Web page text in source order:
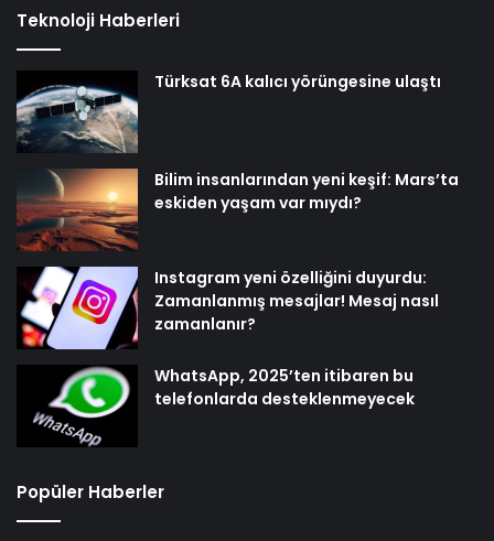
Teknoloji Haberleri
Türksat 6A kalıcı yörüngesine ulaştı
Bilim insanlarından yeni keşif: Mars’ta
eskiden yaşam var mıydı?
Instagram yeni özelliğini duyurdu:
Zamanlanmış mesajlar! Mesaj nasıl
zamanlanır?
WhatsApp, 2025’ten itibaren bu
telefonlarda desteklenmeyecek
Popüler Haberler